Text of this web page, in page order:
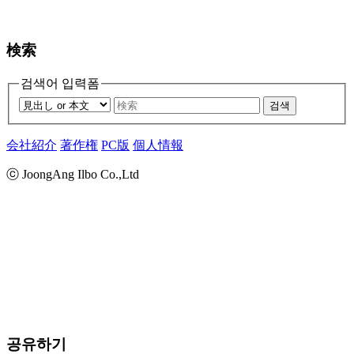
検索
검색어 입력폼
검색
会社紹介 著作権 PC版 個人情報
ⓒ JoongAng Ilbo Co.,Ltd
공유하기